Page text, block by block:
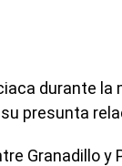
durante la
presunta
Granadillo y